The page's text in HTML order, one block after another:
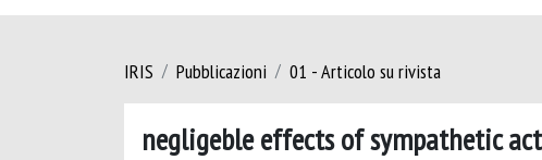
IRIS Pubblicazioni 01 - Articolo su rivista
negligeble effects of sympathetic